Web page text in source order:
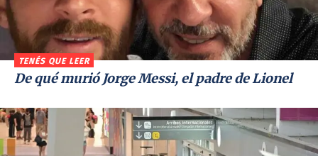
TENÉS QUE LEER
De qué murió Jorge Messi, el padre de Lionel